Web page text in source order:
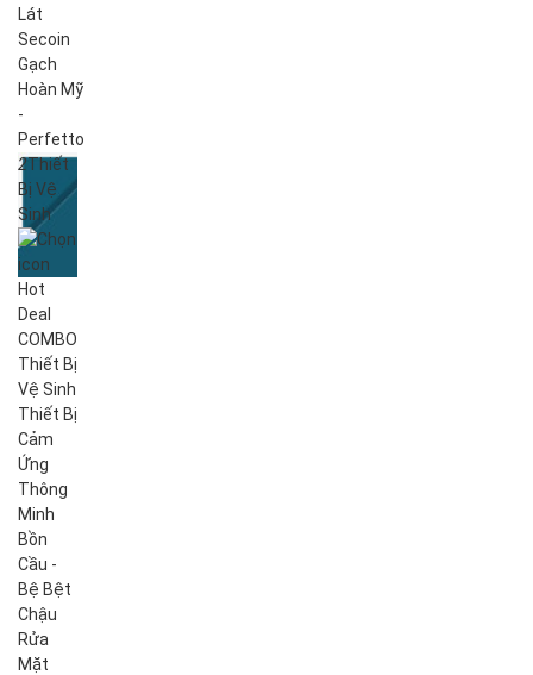
Lát
Secoin
Gạch
Hoàn Mỹ
-
Perfetto
2Thiết
Bị Vệ
Sinh
Hot
Deal
COMBO
Thiết Bị
Vệ Sinh
Thiết Bị
Cảm
Ứng
Thông
Minh
Bồn
Cầu -
Bệ Bệt
Chậu
Rửa
Mặt